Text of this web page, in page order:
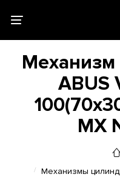
ABUS
MX
Механизмы